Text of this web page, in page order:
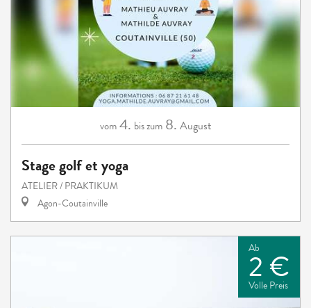
vom4. bis zum 8. August
Stage golf et yoga
ATELIER / PRAKTIKUM
Agon-Coutainville
Ab
2 €
Volle Preis